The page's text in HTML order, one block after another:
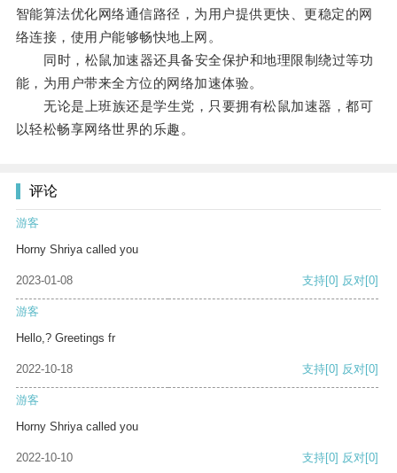
智能算法优化网络通信路径，为用户提供更快、更稳定的网
络连接，使用户能够畅快地上网。
同时，松鼠加速器还具备安全保护和地理限制绕过等功
能，为用户带来全方位的网络加速体验。
无论是上班族还是学生党，只要拥有松鼠加速器，都可
以轻松畅享网络世界的乐趣。
评论
游客
Horny Shriya called you
2023-01-08 支持[0] 反对[0]
游客
Hello,? Greetings fr
2022-10-18 支持[0] 反对[0]
游客
Horny Shriya called you
2022-10-10 支持[0] 反对[0]